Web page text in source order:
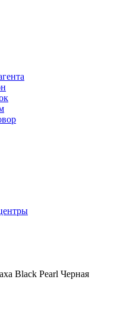
Black Pearl Черная